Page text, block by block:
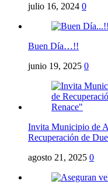
julio 16, 2024 0
Buen Día…!!
junio 19, 2025 0
Invita Municipio de
Recuperación de
agosto 21, 2025 0